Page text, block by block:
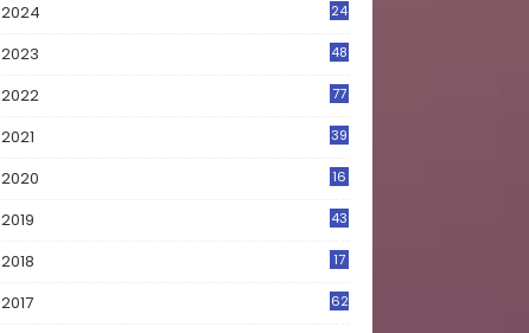
2024 24
2023
48
2022 77
2021 39
2020
16
2019
43
2018
17
2017
62